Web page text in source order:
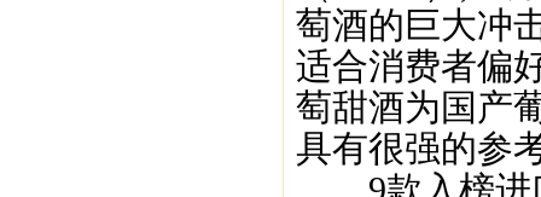
萄酒的巨大冲
适合消费者偏
萄甜酒为国产
具有很强的参